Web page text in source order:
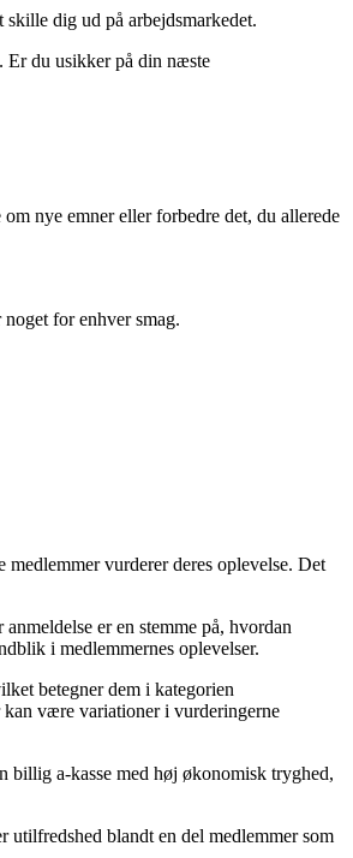
dig ud på arbejdsmarkedet.
Er du usikker på din næste
nye emner eller forbedre det, du allerede
for enhver smag.
vurderer deres oplevelse. Det
er en stemme på, hvordan
i medlemmernes oplevelser.
betegner dem i kategorien
kan være variationer i vurderingerne
billig a-kasse med høj økonomisk tryghed,
utilfredshed blandt en del medlemmer som